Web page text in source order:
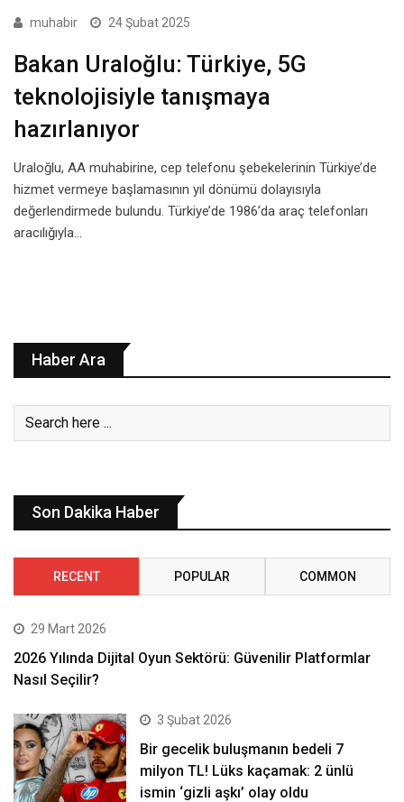
muhabir 24 Şubat 2025
Bakan Uraloğlu: Türkiye, 5G
teknolojisiyle tanışmaya
hazırlanıyor
Uraloğlu, AA muhabirine, cep telefonu şebekelerinin Türkiye’de
hizmet vermeye başlamasının yıl dönümü dolayısıyla
değerlendirmede bulundu. Türkiye’de 1986’da araç telefonları
aracılığıyla…
Haber Ara
Son Dakika Haber
RECENT POPULAR COMMON
29 Mart 2026
2026 Yılında Dijital Oyun Sektörü: Güvenilir Platformlar
Nasıl Seçilir?
3 Şubat 2026
Bir gecelik buluşmanın bedeli 7
milyon TL! Lüks kaçamak: 2 ünlü
ismin ‘gizli aşkı’ olay oldu